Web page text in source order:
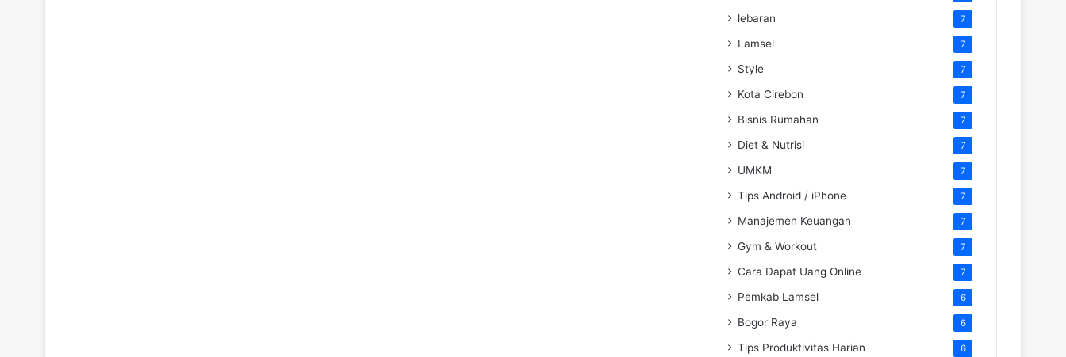
lebaran 7
Lamsel 7
Style 7
Kota Cirebon 7
Bisnis Rumahan 7
Diet & Nutrisi 7
UMKM 7
Tips Android / iPhone 7
Manajemen Keuangan 7
Gym & Workout 7
Cara Dapat Uang Online 7
Pemkab Lamsel 6
Bogor Raya 6
Tips Produktivitas Harian 6